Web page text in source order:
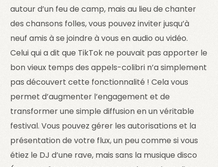
autour d’un feu de camp, mais au lieu de chanter
des chansons folles, vous pouvez inviter jusqu’à
neuf amis à se joindre à vous en audio ou vidéo.
Celui qui a dit que TikTok ne pouvait pas apporter le
bon vieux temps des appels-colibri n’a simplement
pas découvert cette fonctionnalité ! Cela vous
permet d’augmenter l’engagement et de
transformer une simple diffusion en un véritable
festival. Vous pouvez gérer les autorisations et la
présentation de votre flux, un peu comme si vous
étiez le DJ d’une rave, mais sans la musique disco